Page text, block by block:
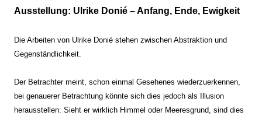
Ausstellung: Ulrike Donié – Anfang, Ende, Ewigkeit
Die Arbeiten von Ulrike Donié stehen zwischen Abstraktion und
Gegenständlichkeit.
Der Betrachter meint, schon einmal Gesehenes wiederzuerkennen,
bei genauerer Betrachtung könnte sich dies jedoch als Illusion
herausstellen: Sieht er wirklich Himmel oder Meeresgrund, sind dies